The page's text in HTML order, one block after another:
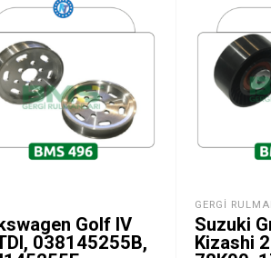
Golf IV
038145255B,
GERGI
Suzuki
Kizashi